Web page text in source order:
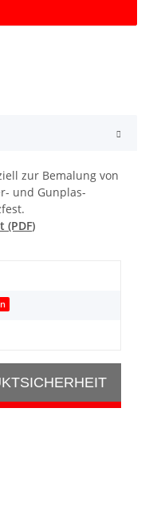
zur Bemalung von
und Gunplas-